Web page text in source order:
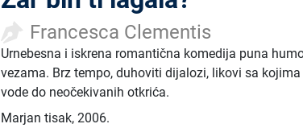
Francesca Clementis
Urnebesna i iskrena romantična komedija puna
vezama. Brz tempo, duhoviti dijalozi, likovi sa
vode do neočekivanih otkrića.
Marjan tisak,2006.